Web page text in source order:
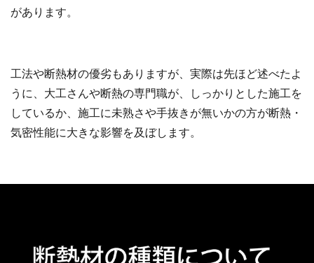
があります。
工法や断熱材の優劣もありますが、実際は先ほど述べたよ
うに、大工さんや断熱の専門職が、しっかりとした施工を
しているか、施工に未熟さや手抜きが無いかの方が断熱・
気密性能に大きな影響を及ぼします。